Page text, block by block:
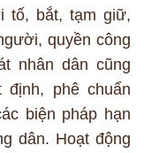
tố, bắt, tạm giữ,
quyền công
nhân dân cũng
phê chuẩn
biện pháp hạn
dân. Hoạt động